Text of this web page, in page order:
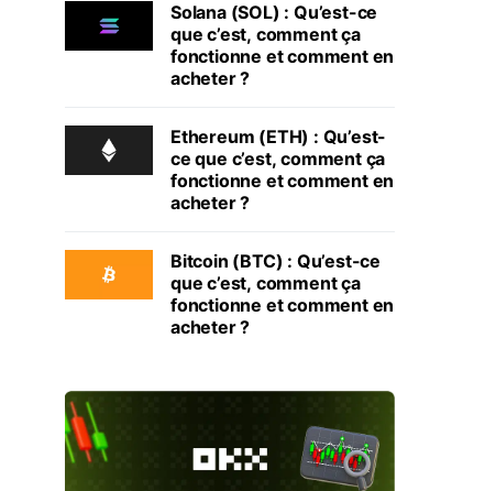
Solana (SOL) : Qu’est-ce
que c’est, comment ça
fonctionne et comment en
acheter ?
Ethereum (ETH) : Qu’est-
ce que c’est, comment ça
fonctionne et comment en
acheter ?
Bitcoin (BTC) : Qu’est-ce
que c’est, comment ça
fonctionne et comment en
acheter ?